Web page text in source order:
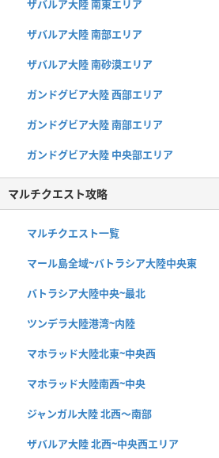
ザバルア大陸 南東エリア
ザバルア大陸 南部エリア
ザバルア大陸 南砂漠エリア
ガンドグビア大陸 西部エリア
ガンドグビア大陸 南部エリア
ガンドグビア大陸 中央部エリア
マルチクエスト攻略
マルチクエスト一覧
マール島全域~バトラシア大陸中央東
バトラシア大陸中央~最北
ツンデラ大陸港湾~内陸
マホラッド大陸北東~中央西
マホラッド大陸南西~中央
ジャンガル大陸 北西〜南部
ザバルア大陸 北西~中央西エリア